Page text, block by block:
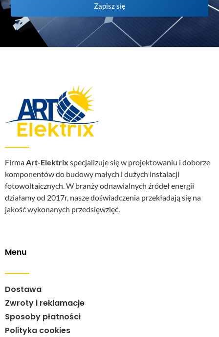
Zapisz się
FirmaArt-Elektrix specjalizuje się w projektowaniu i doborze
komponentów do budowy małych i dużych instalacji
fotowoltaicznych. W branży odnawialnych źródeł energii
działamy od 2017r, nasze doświadczenia przekładają się na
jakość wykonanych przedsięwzięć.
Menu
Dostawa
Zwroty i reklamacje
Sposoby płatności
Polityka cookies